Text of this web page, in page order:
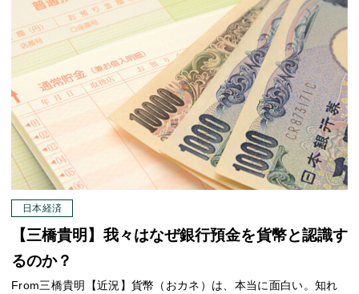
日本経済
【三橋貴明】我々はなぜ銀行預金を貨幣と認識す
るのか？
From三橋貴明【近況】貨幣（おカネ）は、本当に面白い。知れ